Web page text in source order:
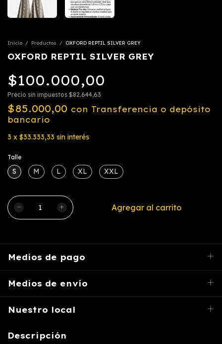
Inicio / Productos / OXFORD REPTIL SILVER GREY
OXFORD REPTIL SILVER GREY
$100.000,00
Precio sin impuestos $82.644,63
$85.000,00 con Transferencia o depósito
bancario
3 x $33.333,33 sin interés
Talle
S M L XL XXL
Medios de pago
Medios de envío
Nuestro local
Descripción